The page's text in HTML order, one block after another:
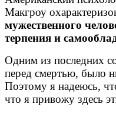
Макгроу
мужественного
терпения и
Одним из последних
перед смертью, было
Поэтому я надеюсь,
что я привожу здесь